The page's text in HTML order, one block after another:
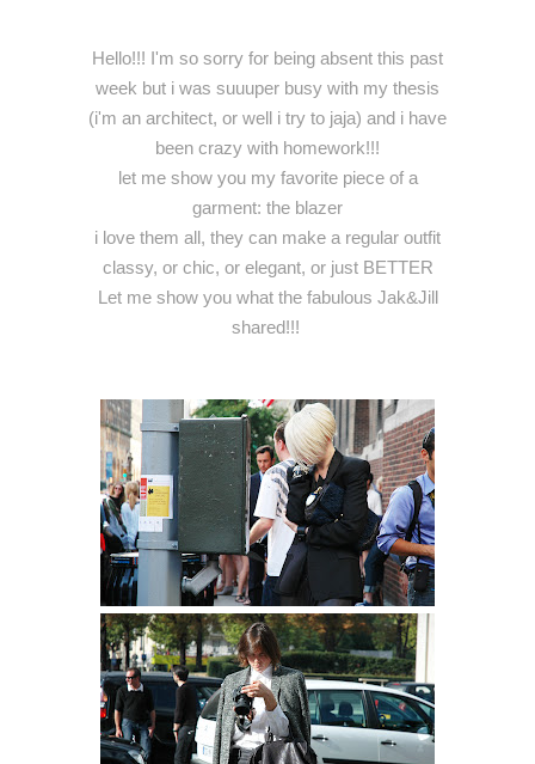
Hello!!! I'm so sorry for being absent this past
week but i was suuuper busy with my thesis
(i'm an architect, or well i try to jaja) and i have
been crazy with homework!!!
let me show you my favorite piece of a
garment: the blazer
i love them all, they can make a regular outfit
classy, or chic, or elegant, or just BETTER
Let me show you what the fabulous Jak&Jill
shared!!!